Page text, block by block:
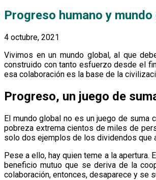
Progreso humano y mundo
4 octubre, 2021
Vivimos en un mundo global, al que
construido con tanto esfuerzo desde el
esa colaboración es la base de la
Progreso, un juego de
El mundo global no es un juego de suma
pobreza extrema cientos de miles de
solo dos ejemplos de los dividendos que
Pese a ello, hay quien teme a la
beneficio mutuo que se deriva de la
colaboración, entonces, desaparece y se